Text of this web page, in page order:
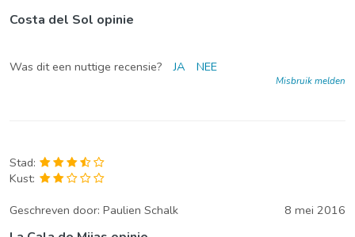
Costa del Sol opinie
Was dit een nuttige recensie? JA NEE
Misbruik melden
Stad:
Kust:
Geschreven door: Paulien Schalk 8 mei 2016